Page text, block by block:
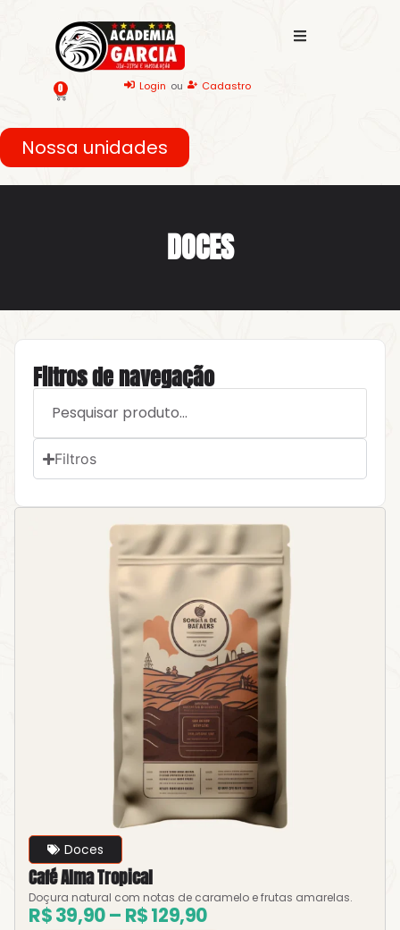
0 Login ou Cadastro
Nossa unidades
DOCES
Filtros de navegação
Filtros
Doces
Café Alma Tropical
Doçura natural com notas de caramelo e frutas amarelas.
R$39,90– R$129,90